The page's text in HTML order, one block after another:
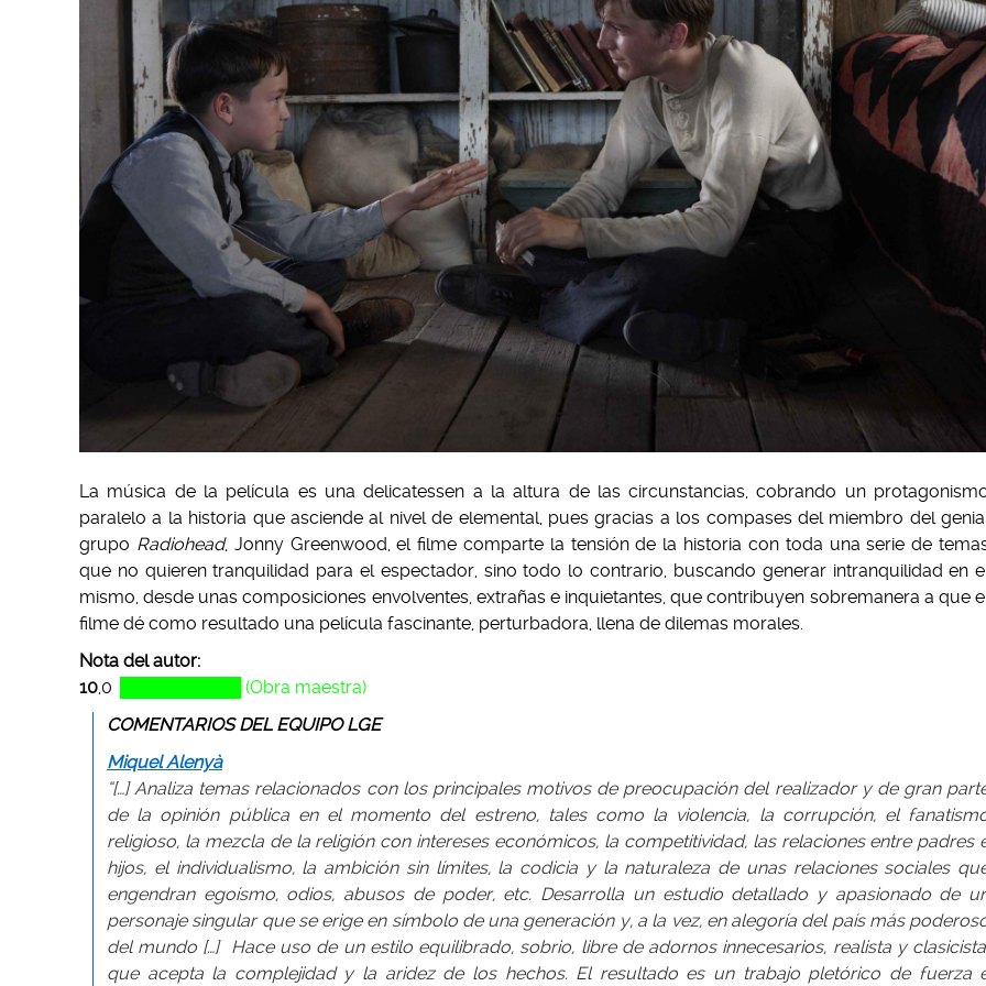
La música de la película es una delicatessen a la altura de las circunstancias, cobrando un
paralelo a la historia que asciende al nivel de elemental, pues gracias a los compases del miembro del
grupo Radiohead, Jonny Greenwood, el filme comparte la tensión de la historia con toda una serie de
que no quieren tranquilidad para el espectador, sino todo lo contrario, buscando generar intranquilidad en
mismo, desde unas composiciones envolventes, extrañas e inquietantes, que contribuyen sobremanera a que
filme dé como resultado una película fascinante, perturbadora, llena de dilemas morales.
Nota del autor:
10,0
██████████ (Obra maestra)
COMENTARIOS DEL EQUIPO LGE
Miquel Alenyà
“[…] Analiza temas relacionados con los principales motivos de preocupación del realizador y de gran
de la opinión pública en el momento del estreno, tales como la violencia, la corrupción, el
religioso, la mezcla de la religión con intereses económicos, la competitividad, las relaciones entre padres
hijos, el individualismo, la ambición sin límites, la codicia y la naturaleza de unas relaciones sociales
engendran egoísmo, odios, abusos de poder, etc. Desarrolla un estudio detallado y apasionado de
personaje singular que se erige en símbolo de una generación y, a la vez, en alegoría del país más
del mundo […] Hace uso de un estilo equilibrado, sobrio, libre de adornos innecesarios, realista y
que acepta la complejidad y la aridez de los hechos. El resultado es un trabajo pletórico de fuerza